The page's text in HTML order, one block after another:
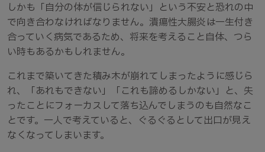
しかも「自分の体が信じられない」という不安と恐れの中
で向き合わなければなりません。潰瘍性大腸炎は一生付き
合っていく病気であるため、将来を考えること自体、つら
い時もあるかもしれません。
これまで築いてきた積み木が崩れてしまったように感じら
れ、「あれもできない」「これも諦めるしかない」と、失
ったことにフォーカスして落ち込んでしまうのも自然なこ
とです。一人で考えていると、ぐるぐるとして出口が見え
なくなってしまいます。